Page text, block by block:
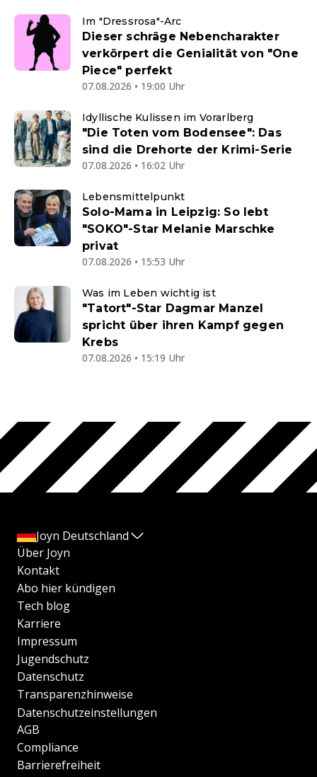
Im "Dressrosa"-Arc
Dieser schräge Nebencharakter
verkörpert die Genialität von "One
Piece" perfekt
07.08.2026 • 19:00 Uhr
Idyllische Kulissen im Vorarlberg
"Die Toten vom Bodensee": Das
sind die Drehorte der Krimi-Serie
07.08.2026 • 16:02 Uhr
Lebensmittelpunkt
Solo-Mama in Leipzig: So lebt
"SOKO"-Star Melanie Marschke
privat
07.08.2026 • 15:53 Uhr
Was im Leben wichtig ist
"Tatort"-Star Dagmar Manzel
spricht über ihren Kampf gegen
Krebs
07.08.2026 • 15:19 Uhr
Joyn Deutschland
Über Joyn
Kontakt
Abo hier kündigen
Tech blog
Karriere
Impressum
Jugendschutz
Datenschutz
Transparenzhinweise
Datenschutzeinstellungen
AGB
Compliance
Barrierefreiheit